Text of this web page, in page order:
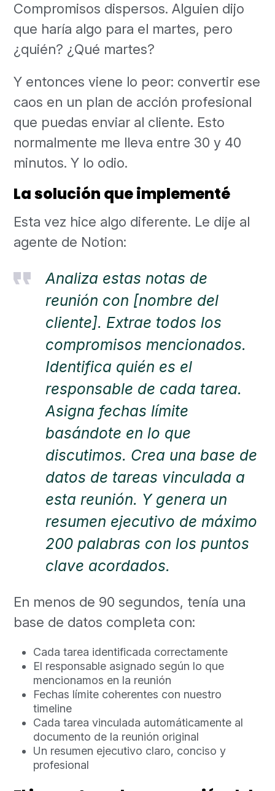
Compromisos dispersos. Alguien dijo
que haría algo para el martes, pero
¿quién? ¿Qué martes?
Y entonces viene lo peor: convertir ese
caos en un plan de acción profesional
que puedas enviar al cliente. Esto
normalmente me lleva entre 30 y 40
minutos. Y lo odio.
La solución que implementé
Esta vez hice algo diferente. Le dije al
agente de Notion:
Analiza estas notas de
reunión con [nombre del
cliente]. Extrae todos los
compromisos mencionados.
Identifica quién es el
responsable de cada tarea.
Asigna fechas límite
basándote en lo que
discutimos. Crea una base de
datos de tareas vinculada a
esta reunión. Y genera un
resumen ejecutivo de máximo
200 palabras con los puntos
clave acordados.
En menos de 90 segundos, tenía una
base de datos completa con:
Cada tarea identificada correctamente
El responsable asignado según lo que
mencionamos en la reunión
Fechas límite coherentes con nuestro
timeline
Cada tarea vinculada automáticamente al
documento de la reunión original
Un resumen ejecutivo claro, conciso y
profesional